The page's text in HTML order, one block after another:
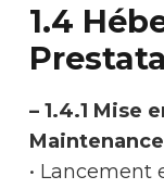
1.4
– 1.4.1 Mise
• Lancement